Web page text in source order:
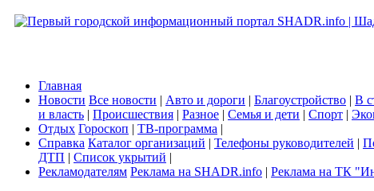
Главная
Новости Все новости | Авто и дороги | Благоустройство | В
и власть | Происшествия | Разное | Семья и дети | Спорт |
Отдых Гороскоп | ТВ-программа |
Справка Каталог организаций | Телефоны руководителей |
ДТП | Список укрытий |
Рекламодателям Реклама на SHADR.info | Реклама на ТК